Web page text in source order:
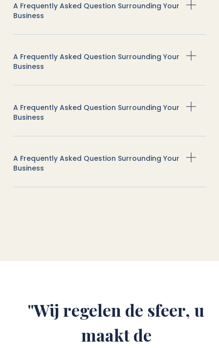
A Frequently Asked Question Surrounding Your
Business
A Frequently Asked Question Surrounding Your
Business
A Frequently Asked Question Surrounding Your
Business
A Frequently Asked Question Surrounding Your
Business
"Wij regelen de sfeer, u
maakt de